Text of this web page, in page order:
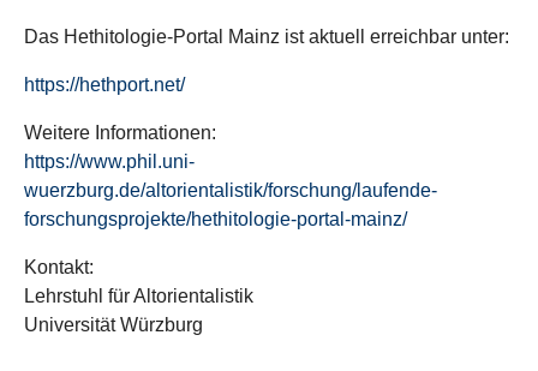
Das Hethitologie-Portal Mainz ist aktuell erreichbar unter:
https://hethport.net/
Weitere Informationen:
https://www.phil.uni-
wuerzburg.de/altorientalistik/forschung/laufende-
forschungsprojekte/hethitologie-portal-mainz/
Kontakt:
Lehrstuhl für Altorientalistik
Universität Würzburg